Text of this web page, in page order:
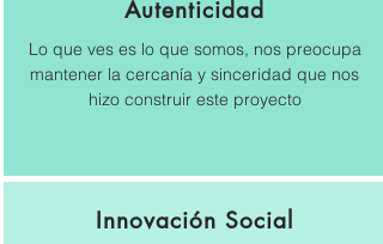
Autenticidad
Lo que ves es lo que somos, nos preocupa
mantener la cercanía y sinceridad que nos
hizo construir este proyecto
Innovación Social